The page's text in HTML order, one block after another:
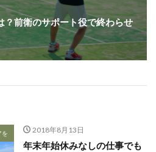
？前衛のサポート役で終わらせ
を 2018年8月13日
年末年始休みなしの仕事でも